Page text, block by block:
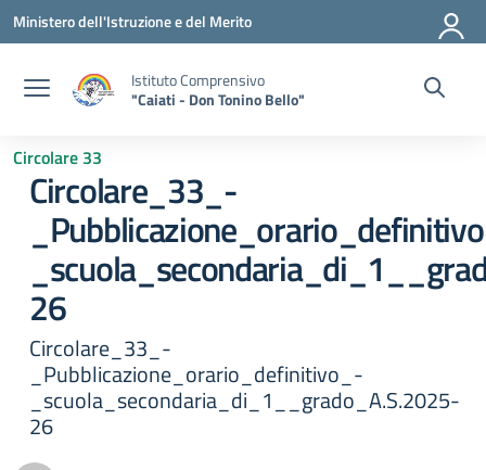
Vai ai contenuti
Vai al menu di navigazione
Vai al footer
Ministero dell'Istruzione e del Merito
Istituto Comprensivo
"Caiati - Don Tonino Bello"
Circolare 33
Circolare_33_-
26
Circolare_33_-
_Pubblicazione_orario_definitivo_-
_scuola_secondaria_di_1__grado_A.S.2025-
26